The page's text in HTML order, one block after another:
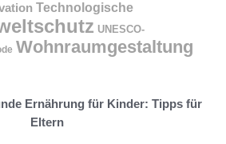
Technologische
UNESCO-
Wohnraumgestaltung
Ernährung für Kinder: Tipps für
Eltern